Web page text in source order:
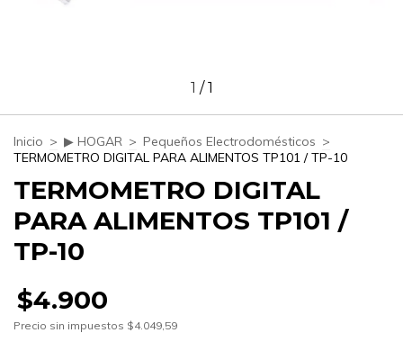
1 /1
Inicio > ▶ HOGAR > Pequeños Electrodomésticos >
TERMOMETRO DIGITAL PARA ALIMENTOS TP101 / TP-10
TERMOMETRO DIGITAL
PARA ALIMENTOS TP101 /
TP-10
$4.900
Precio sin impuestos $4.049,59